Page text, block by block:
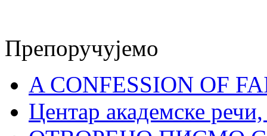
Препоручујемо
A CONFESSION OF
Центар академске